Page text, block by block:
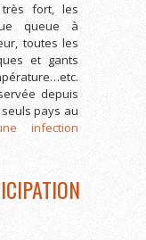
très fort, les
queue à
toutes les
et gants
depuis
pays au
infection